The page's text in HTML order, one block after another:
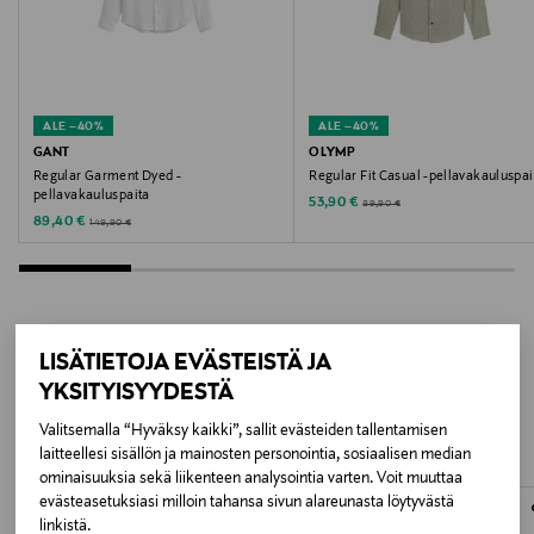
LISÄTIETOJA EVÄSTEISTÄ JA
YKSITYISYYDESTÄ
Valitsemalla “Hyväksy kaikki”, sallit evästeiden tallentamisen
laitteellesi sisällön ja mainosten personointia, sosiaalisen median
ominaisuuksia sekä liikenteen analysointia varten. Voit muuttaa
evästeasetuksiasi milloin tahansa sivun alareunasta löytyvästä
linkistä.
Valmistajan tuotenumero
MW0MW41530
Danzigerkade 165, 1013 AP Amsterdam, Netherlands
Digitaalinen osoite
service.eu@tommy.com
ALE –40%
GANT
Regular Garment Dyed -
pellavakauluspaita
Discounted Price
89,40 € Original Price
149,90 €
ALE –40%
OLYMP
Regular Fit Casual -
Discounted Price
53,90 € Original Price
89,90 €
LISÄÄ KIINNOSTAVIA
TUOTTEITA